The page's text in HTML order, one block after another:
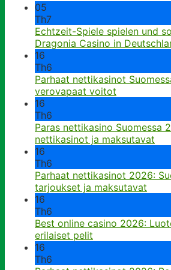
05
Th7
Echtzeit-Spiele spielen und
Dragonia Casino in
16
Th6
Parhaat nettikasinot
verovapaat voitot
16
Th6
Paras nettikasino Suomessa
nettikasinot ja maksutavat
16
Th6
Parhaat nettikasinot 2026:
tarjoukset ja maksutavat
16
Th6
Best online casino 2026:
erilaiset pelit
16
Th6